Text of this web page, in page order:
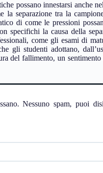
possano innestarsi anche
la separazione tra la
di come le pressioni
specifichi la causa della
come gli esami di
gli studenti adottano,
del fallimento, un
Nessuno spam, puoi